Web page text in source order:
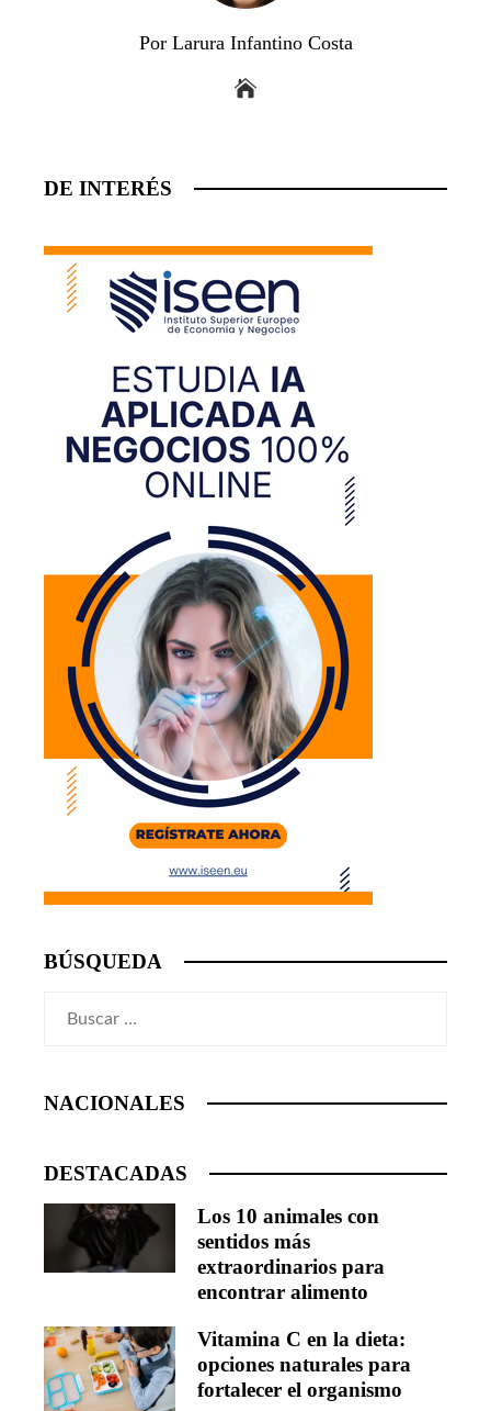
Por Larura Infantino Costa
DE INTERÉS
BÚSQUEDA
NACIONALES
DESTACADAS
Los 10 animales con
sentidos más
extraordinarios para
encontrar alimento
Vitamina C en la dieta:
opciones naturales para
fortalecer el organismo